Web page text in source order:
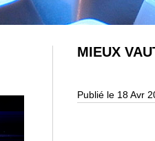
MIEUX
Publié le 18 Avr